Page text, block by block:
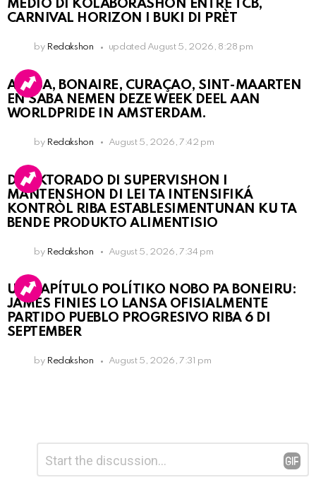
MEDIO DI KOLABORASHON ENTRE TCB,
CARNIVAL HORIZON I BUKI DI PRÈT
by Redakshon updated August 5, 2026, 8:28 pm
ARUBA, BONAIRE, CURAÇAO, SINT-MAARTEN
EN SABA NEMEN DEZE WEEK DEEL AAN
WORLDPRIDE IN AMSTERDAM.
by Redakshon August 5, 2026, 7:42 pm
DIREKTORADO DI SUPERVISHON I
MANTENSHON DI LEI TA INTENSIFIKÁ
KONTRÒL RIBA ESTABLESIMENTUNAN KU TA
BENDE PRODUKTO ALIMENTISIO
by Redakshon August 5, 2026, 7:34 pm
UN KAPÍTULO POLÍTIKO NOBO PA BONEIRU:
JAMES FINIES LO LANSA OFISIALMENTE
PARTIDO PUEBLO PROGRESIVO RIBA 6 DI
SEPTEMBER
by Redakshon August 5, 2026, 7:31 pm